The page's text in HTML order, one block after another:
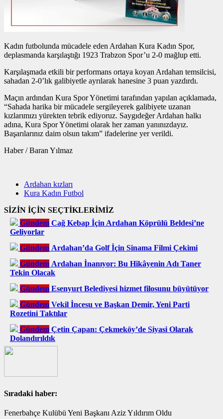
Kadın futbolunda mücadele eden Ardahan Kura Kadın Spor,
deplasmanda karşılaştığı 1923 Trabzon Spor’u 2-0 mağlup etti.
Karşılaşmada etkili bir performans ortaya koyan Ardahan temsilcisi,
sahadan 2-0’lık galibiyetle ayrılarak hanesine 3 puan yazdırdı.
Maçın ardından Kura Spor Yönetimi tarafından yapılan açıklamada,
“Sahada harika bir mücadele sergileyerek galibiyete uzanan
kızlarımızı yürekten tebrik ediyoruz. Saygıdeğer Ardahan halkı
adına, Kura Spor Yönetimi olarak her zaman yanınızdayız.
Başarılarınız daim olsun takım” ifadelerine yer verildi.
Haber / Baran Yılmaz
Ardahan kızları
Kura Kadın Futbol
SİZİN İÇİN SEÇTİKLERİMİZ
Gündem Cağ Kebap İçin Ardahan Köprülü Beldesi’ne
Geliyorlar
Gündem Ardahan’da Golf İçin Sinama Filmi Çekimi
Gündem Ardahan İnanıyor: Bu Hikâyenin Adı Taner
Tekin Olacak
Gündem Esenyurt Belediyesi hizmet filosunu büyütüyor
Gündem Vekil İncesu ve Başkan Demir, Yeni Parti
Rozetini Taktılar
Gündem Çetin Çapan: Çekmeköy’de Siyasi Olarak
Dolandırıldık
Sıradaki haber:
Fenerbahçe Kulübü Yeni Başkanı Aziz Yıldırım Oldu